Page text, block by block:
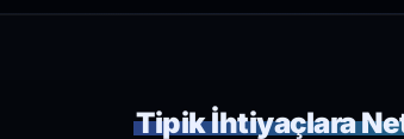
Tipik İhtiyaçlara